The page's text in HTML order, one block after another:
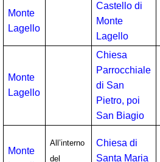
Monte
Lagello
Castello di
Monte
Lagello
Monte
Lagello
Chiesa
Parrocchiale
di San
Pietro, poi
San Biagio
Monte
All’interno
del
Chiesa di
Santa Maria